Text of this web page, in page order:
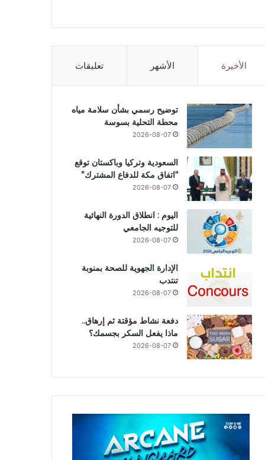
الأخيرة الأشهر تعليقات
توضيح رسمي بشأن سلامة مياه
محطة التحلية بسوسة
2026-08-07
السعودية وتركيا وباكستان توقع
“اتفاق مكة للدفاع المشترك”
2026-08-07
اليوم : انطلاق الدورة النهائية
للتوجيه الجامعي
2026-08-07
الإدارة الجهوية للصحة بمنوبة
تنتدب
2026-08-07
دفعة نشاط مؤقتة ثم إرهاق..
ماذا يفعل السكر بجسمك؟
2026-08-07